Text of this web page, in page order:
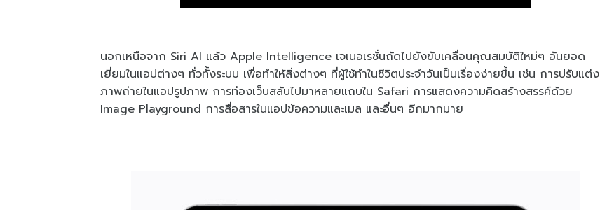
นอกเหนือจาก Siri AI แล้ว Apple Intelligence เจเนอเรชั่นถัดไปยังขับเคลื่อนคุณสมบัติใหม่ๆ อันยอด
เยี่ยมในแอปต่างๆ ทั่วทั้งระบบ เพื่อทำให้สิ่งต่างๆ ที่ผู้ใช้ทำในชีวิตประจำวันเป็นเรื่องง่ายขึ้น เช่น การปรับแต่ง
ภาพถ่ายในแอปรูปภาพ การท่องเว็บสลับไปมาหลายแถบใน Safari การแสดงความคิดสร้างสรรค์ด้วย
Image Playground การสื่อสารในแอปข้อความและเมล และอื่นๆ อีกมากมาย